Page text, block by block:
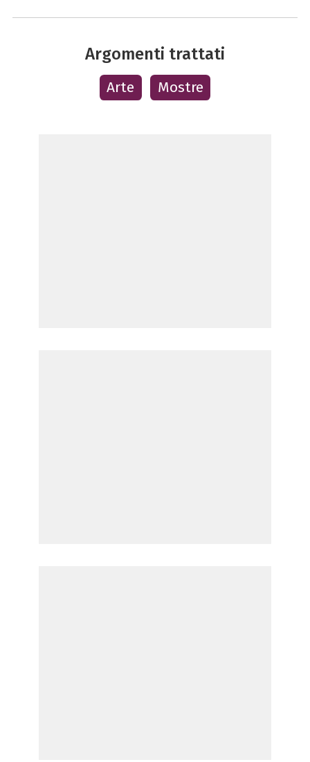
Argomenti trattati
Arte Mostre